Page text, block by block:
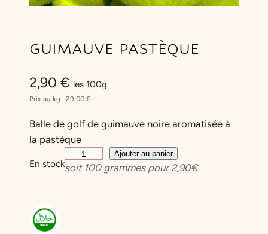
GUIMAUVE PASTÈQUE
2,90 € les 100g
Prix au kg : 29,00 €
Balle de golf de guimauve noire aromatisée à
la pastèque
En stock
u
Ajouter au panier
soit 100grammes pour2,90€